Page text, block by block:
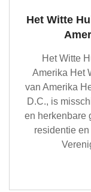
Het Witte
Het Witte
Amerika Het
van Amerika
D.C., is
en herkenbare
residentie